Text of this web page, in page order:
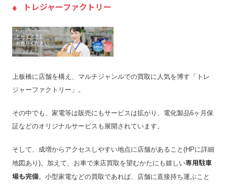
トレジャーファクトリー
上板橋に店舗を構え、マルチジャンルでの買取に人気を博す「トレ
ジャーファクトリー」。
その中でも、家電等は販売にもサービスは拡がり、電化製品6ヶ月保
証などのオリジナルサービスも展開されています。
そして、成増からアクセスしやすい地点に店舗があること(HPに詳細
地図あり)。加えて、お車で来店買取を望むかたにも嬉しい専用駐車
場も完備。小型家電などの買取であれば、店舗に直接持ち運ぶこと